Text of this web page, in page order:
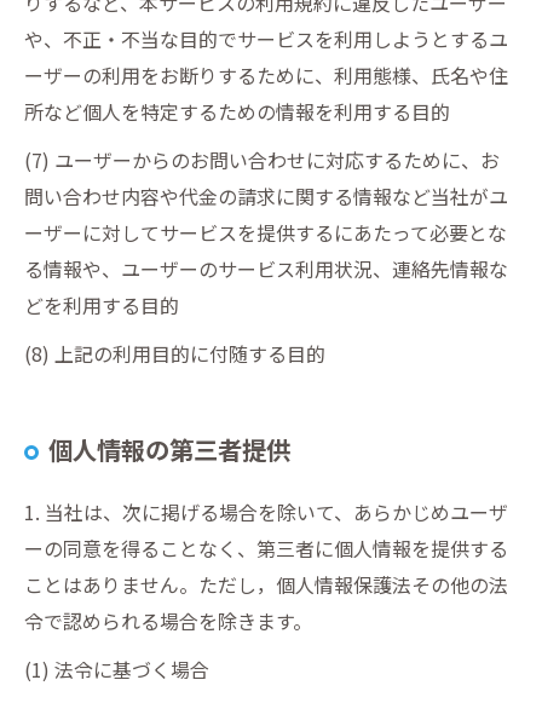
や、不正・不当な目的でサービスを利用しようとするユ
ーザーの利用をお断りするために、利用態様、氏名や住
所など個人を特定するための情報を利用する目的
(7) ユーザーからのお問い合わせに対応するために、お
問い合わせ内容や代金の請求に関する情報など当社がユ
ーザーに対してサービスを提供するにあたって必要とな
る情報や、ユーザーのサービス利用状況、連絡先情報な
どを利用する目的
(8) 上記の利用目的に付随する目的
個人情報の第三者提供
1. 当社は、次に掲げる場合を除いて、あらかじめユーザ
ーの同意を得ることなく、第三者に個人情報を提供する
ことはありません。ただし，個人情報保護法その他の法
令で認められる場合を除きます。
(1) 法令に基づく場合